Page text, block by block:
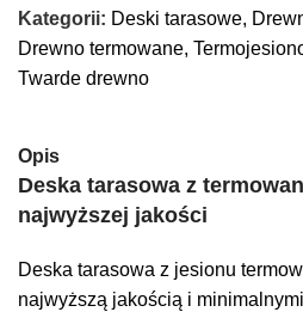
Kategorii: Deski tarasowe,
Drewno termowane,
Twarde drewno
Opis
Deska tarasowa z
najwyższej jakości
Deska tarasowa z jesionu
najwyższą jakością i